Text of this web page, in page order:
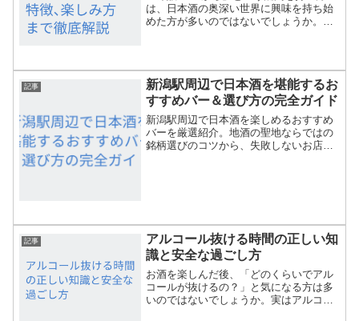
は、日本酒の奥深い世界に興味を持ち始
めた方が多いのではないでしょうか。吟
外と知られていません。この...
記事
新潟駅周辺で日本酒を堪能するお
すすめバー＆選び方の完全ガイド
新潟駅周辺で日本酒を楽しめるおすすめ
バーを厳選紹介。地酒の聖地ならではの
銘柄選びのコツから、失敗しないお店の
記事
アルコール抜ける時間の正しい知
識と安全な過ごし方
お酒を楽しんだ後、「どのくらいでアル
コールが抜けるの？」と気になる方は多
いのではないでしょうか。実はアルコー